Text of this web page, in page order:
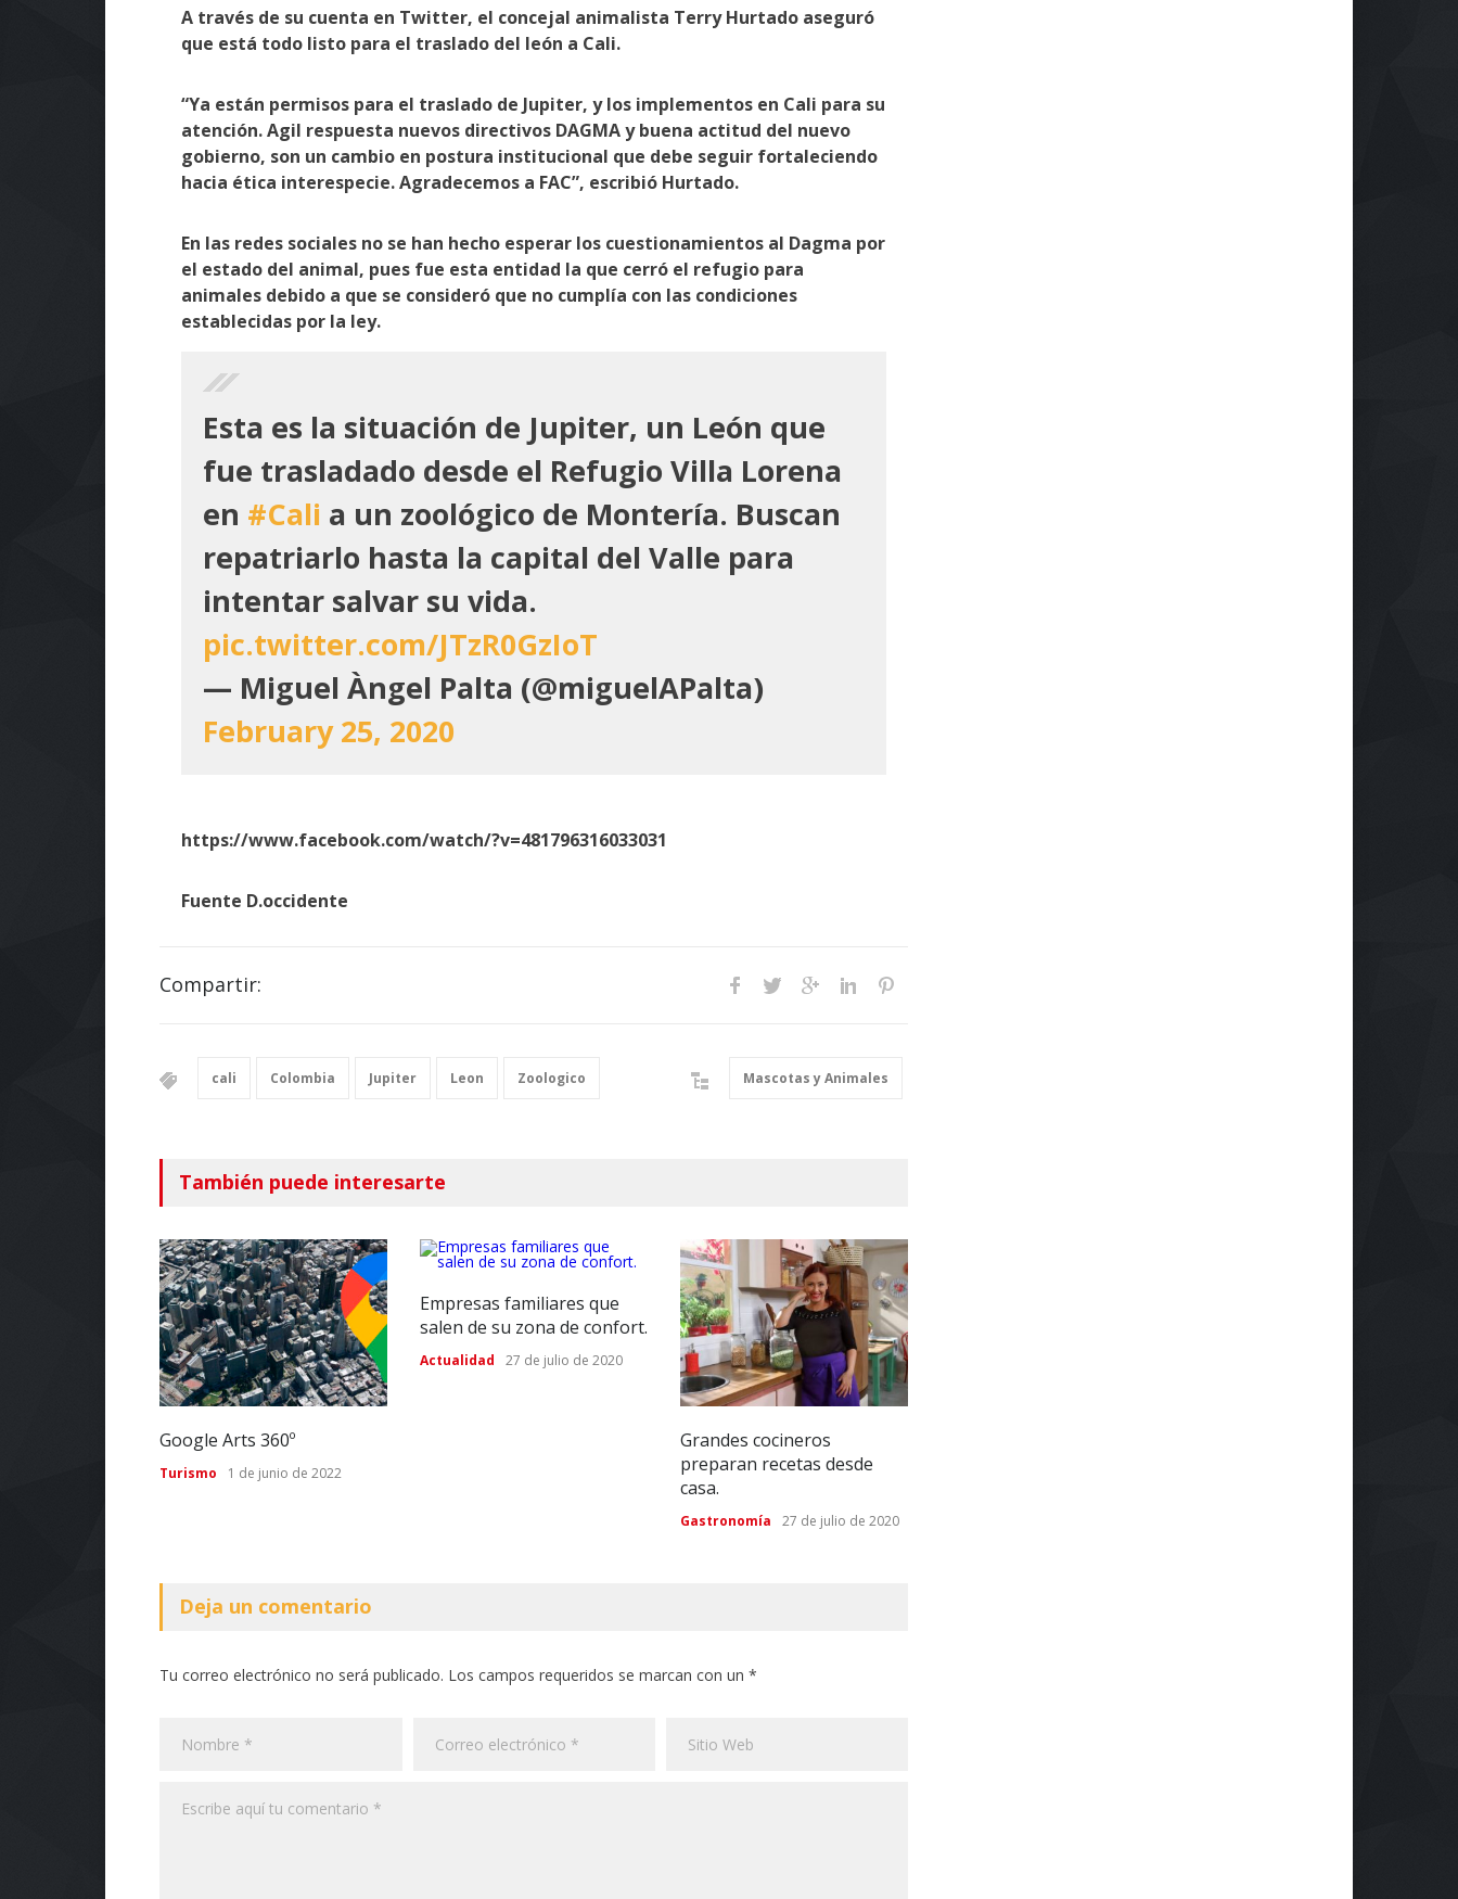
A través de su cuenta en Twitter, el concejal animalista Terry Hurtado aseguró
que está todo listo para el traslado del león a Cali.
“Ya están permisos para el traslado de Jupiter, y los implementos en Cali para su
atención. Agil respuesta nuevos directivos DAGMA y buena actitud del nuevo
gobierno, son un cambio en postura institucional que debe seguir fortaleciendo
hacia ética interespecie. Agradecemos a FAC”, escribió Hurtado.
En las redes sociales no se han hecho esperar los cuestionamientos al Dagma por
el estado del animal, pues fue esta entidad la que cerró el refugio para
animales debido a que se consideró que no cumplía con las condiciones
establecidas por la ley.
Esta es la situación de Jupiter, un León que
fue trasladado desde el Refugio Villa Lorena
en #Cali a un zoológico de Montería. Buscan
repatriarlo hasta la capital del Valle para
intentar salvar su vida.
pic.twitter.com/JTzR0GzIoT
— Miguel Àngel Palta (@miguelAPalta)
February 25, 2020
https://www.facebook.com/watch/?v=481796316033031
Fuente D.occidente
Compartir:
cali Colombia Jupiter Leon Zoologico Mascotas y Animales
También puede interesarte
Google Arts 360º
Turismo 1 de junio de 2022
Empresas familiares que
salen de su zona de confort.
Actualidad 27 de julio de 2020
Grandes cocineros
preparan recetas desde
casa.
Gastronomía 27 de julio de 2020
Deja un comentario
Tu correo electrónico no será publicado. Los campos requeridos se marcan con un *